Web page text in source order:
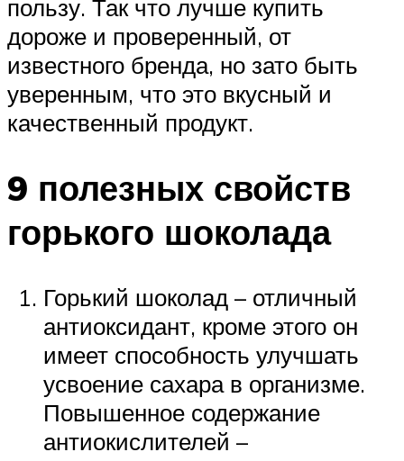
пользу. Так что лучше купить
дороже и проверенный, от
известного бренда, но зато быть
уверенным, что это вкусный и
качественный продукт.
9 полезных свойств
горького шоколада
Горький шоколад – отличный
антиоксидант, кроме этого он
имеет способность улучшать
усвоение сахара в организме.
Повышенное содержание
антиокислителей –